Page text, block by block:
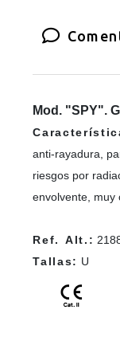
Mod. "SPY".
anti-rayadura,
riesgos por
envolvente, muy
Ref. Alt.:
Tallas: U